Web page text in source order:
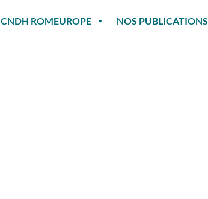
CNDH ROMEUROPE NOS PUBLICATIONS